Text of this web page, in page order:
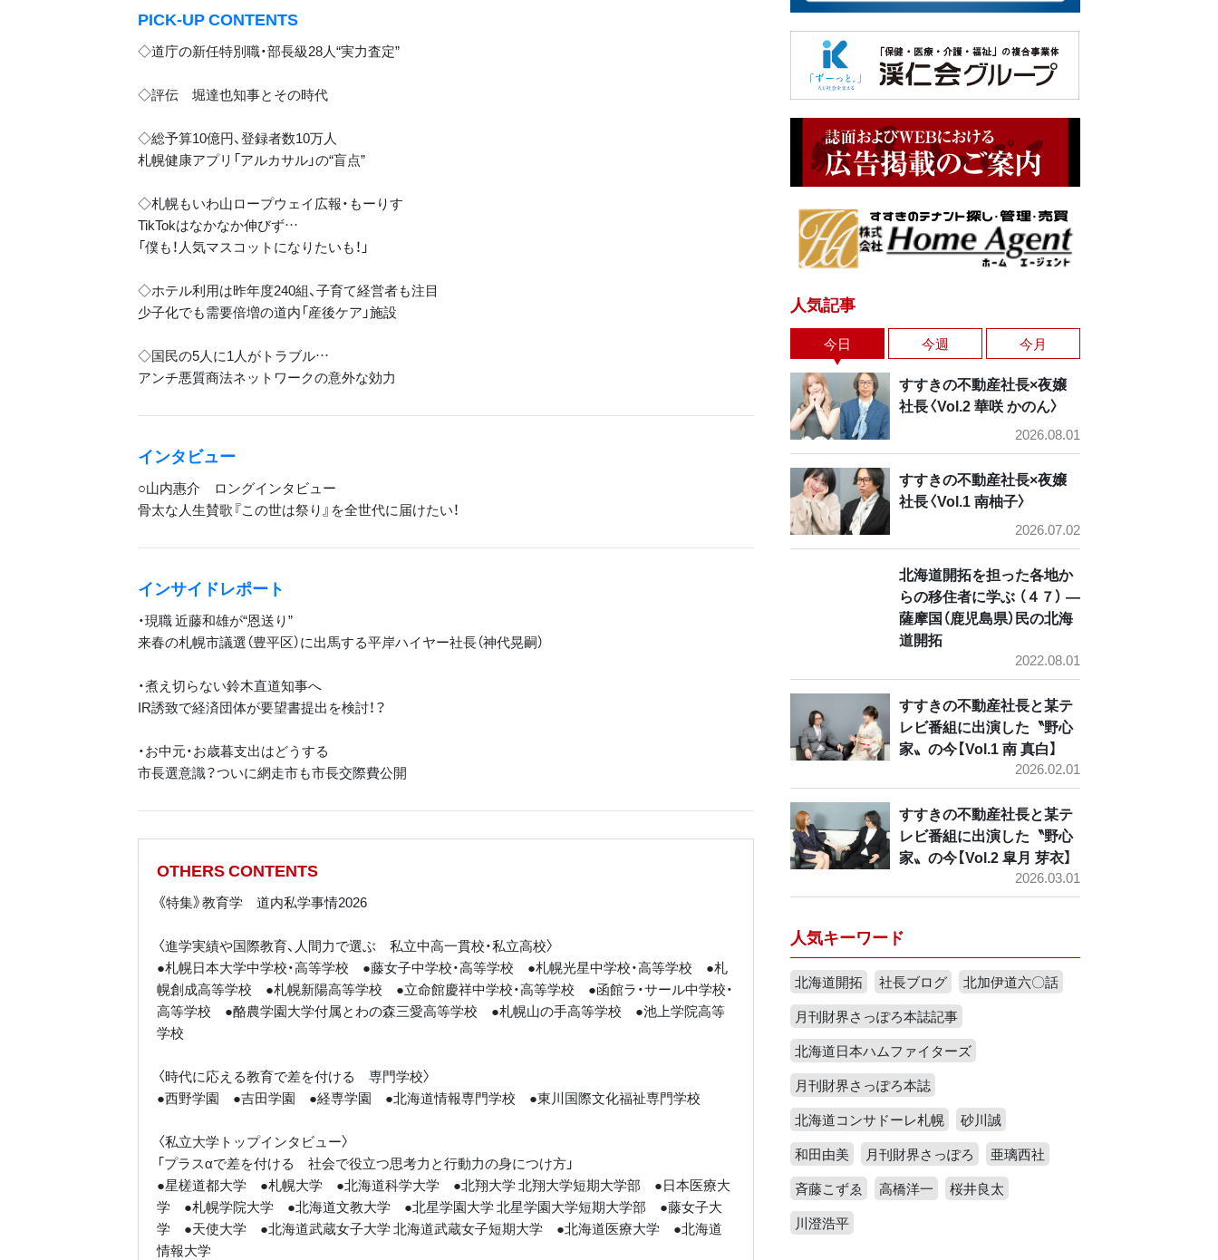
PICK-UP CONTENTS
◇道庁の新任特別職・部長級28人“実力査定”
◇評伝 堀達也知事とその時代
◇総予算10億円、登録者数10万人
札幌健康アプリ「アルカサル」の“盲点”
◇札幌もいわ山ロープウェイ広報・もーりす
TikTokはなかなか伸びず…
「僕も！人気マスコットになりたいも！」
◇ホテル利用は昨年度240組、子育て経営者も注目
少子化でも需要倍増の道内「産後ケア」施設
◇国民の5人に1人がトラブル…
アンチ悪質商法ネットワークの意外な効力
インタビュー
○山内惠介 ロングインタビュー
骨太な人生賛歌『この世は祭り』を全世代に届けたい！
インサイドレポート
・現職 近藤和雄が“恩送り”
来春の札幌市議選（豊平区）に出馬する平岸ハイヤー社長（神代晃嗣）
・煮え切らない鈴木直道知事へ
IR誘致で経済団体が要望書提出を検討！？
・お中元・お歳暮支出はどうする
市長選意識？ついに網走市も市長交際費公開
OTHERS CONTENTS
《特集》教育学 道内私学事情2026
〈進学実績や国際教育、人間力で選ぶ 私立中高一貫校・私立高校〉
●札幌日本大学中学校・高等学校 ●藤女子中学校・高等学校 ●札幌光星中学校・高等学校 ●札
幌創成高等学校 ●札幌新陽高等学校 ●立命館慶祥中学校・高等学校 ●函館ラ・サール中学校・
高等学校 ●酪農学園大学付属とわの森三愛高等学校 ●札幌山の手高等学校 ●池上学院高等
学校
〈時代に応える教育で差を付ける 専門学校〉
●西野学園 ●吉田学園 ●経専学園 ●北海道情報専門学校 ●東川国際文化福祉専門学校
〈私立大学トップインタビュー〉
「プラスαで差を付ける 社会で役立つ思考力と行動力の身につけ方」
●星槎道都大学 ●札幌大学 ●北海道科学大学 ●北翔大学 北翔大学短期大学部 ●日本医療大
学 ●札幌学院大学 ●北海道文教大学 ●北星学園大学 北星学園大学短期大学部 ●藤女子大
学 ●天使大学 ●北海道武蔵女子大学 北海道武蔵女子短期大学 ●北海道医療大学 ●北海道
情報大学
人気記事
今日 今週 今月
すすきの不動産社長×夜嬢
社長〈Vol.2 華咲 かのん〉
2026.08.01
すすきの不動産社長×夜嬢
社長〈Vol.1 南柚子〉
2026.07.02
北海道開拓を担った各地か
らの移住者に学ぶ （４７） ―
薩摩国（鹿児島県）民の北海
道開拓
2022.08.01
すすきの不動産社長と某テ
レビ番組に出演した〝野心
家〟の今【Vol.1 南 真白】
2026.02.01
すすきの不動産社長と某テ
レビ番組に出演した〝野心
家〟の今【Vol.2 皐月 芽衣】
2026.03.01
人気キーワード
北海道開拓 社長ブログ
北加伊道六〇話
月刊財界さっぽろ本誌記事
北海道日本ハムファイターズ
月刊財界さっぽろ本誌
北海道コンサドーレ札幌
砂川誠
和田由美
月刊財界さっぽろ
亜璃西社
斉藤こずゑ
高橋洋一
桜井良太
川澄浩平